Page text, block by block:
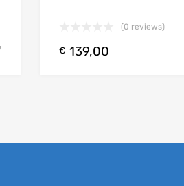
Toevoegen aan winkelwagen
(0 reviews)
€ 139,00